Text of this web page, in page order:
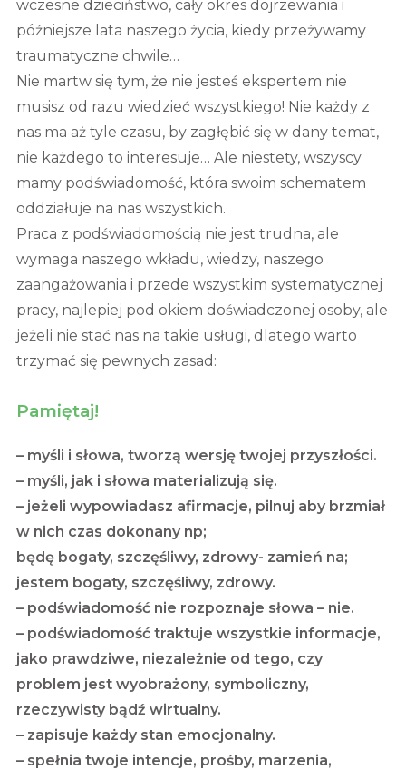
wczesne dzieciństwo, cały okres dojrzewania i
późniejsze lata naszego życia, kiedy przeżywamy
traumatyczne chwile…
Nie martw się tym, że nie jesteś ekspertem nie
musisz od razu wiedzieć wszystkiego! Nie każdy z
nas ma aż tyle czasu, by zagłębić się w dany temat,
nie każdego to interesuje… Ale niestety, wszyscy
mamy podświadomość, która swoim schematem
oddziałuje na nas wszystkich.
Praca z podświadomością nie jest trudna, ale
wymaga naszego wkładu, wiedzy, naszego
zaangażowania i przede wszystkim systematycznej
pracy, najlepiej pod okiem doświadczonej osoby, ale
jeżeli nie stać nas na takie usługi, dlatego warto
trzymać się pewnych zasad:
Pamiętaj!
– myśli i słowa, tworzą wersję twojej przyszłości.
– myśli, jak i słowa materializują się.
– jeżeli wypowiadasz afirmacje, pilnuj aby brzmiał
w nich czas dokonany np;
będę bogaty, szczęśliwy, zdrowy- zamień na;
jestem bogaty, szczęśliwy, zdrowy.
– podświadomość nie rozpoznaje słowa – nie.
– podświadomość traktuje wszystkie informacje,
jako prawdziwe, niezależnie od tego, czy
problem jest wyobrażony, symboliczny,
rzeczywisty bądź wirtualny.
– zapisuje każdy stan emocjonalny.
– spełnia twoje intencje, prośby, marzenia,